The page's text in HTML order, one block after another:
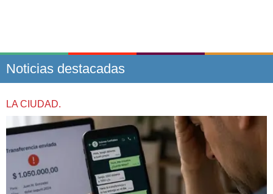
Noticias destacadas
LA CIUDAD.